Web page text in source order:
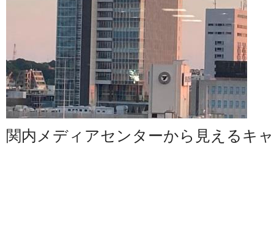
関内メディアセンターから見えるキ